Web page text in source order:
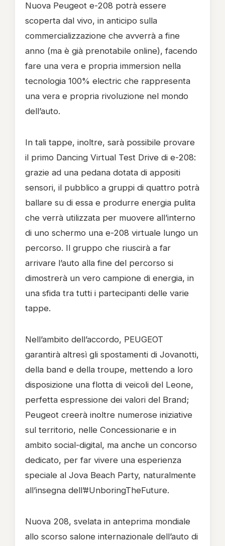
Nuova Peugeot e-208 potrà essere
scoperta dal vivo, in anticipo sulla
commercializzazione che avverrà a fine
anno (ma è già prenotabile online), facendo
fare una vera e propria immersion nella
tecnologia 100% electric che rappresenta
una vera e propria rivoluzione nel mondo
dell’auto.
In tali tappe, inoltre, sarà possibile provare
il primo Dancing Virtual Test Drive di e-208:
grazie ad una pedana dotata di appositi
sensori, il pubblico a gruppi di quattro potrà
ballare su di essa e produrre energia pulita
che verrà utilizzata per muovere all’interno
di uno schermo una e-208 virtuale lungo un
percorso. Il gruppo che riuscirà a far
arrivare l’auto alla fine del percorso si
dimostrerà un vero campione di energia, in
una sfida tra tutti i partecipanti delle varie
tappe.
Nell’ambito dell’accordo, PEUGEOT
garantirà altresì gli spostamenti di Jovanotti,
della band e della troupe, mettendo a loro
disposizione una flotta di veicoli del Leone,
perfetta espressione dei valori del Brand;
Peugeot creerà inoltre numerose iniziative
sul territorio, nelle Concessionarie e in
ambito social-digital, ma anche un concorso
dedicato, per far vivere una esperienza
speciale al Jova Beach Party, naturalmente
all’insegna dell’#UnboringTheFuture.
Nuova 208, svelata in anteprima mondiale
allo scorso salone internazionale dell’auto di